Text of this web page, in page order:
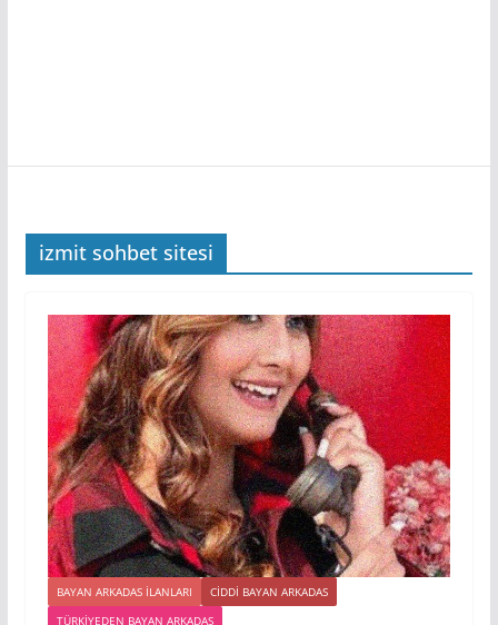
izmit sohbet sitesi
BAYAN ARKADAS ILANLARI
CIDDI BAYAN ARKADAS
TÜRKIYEDEN BAYAN ARKADAŞ